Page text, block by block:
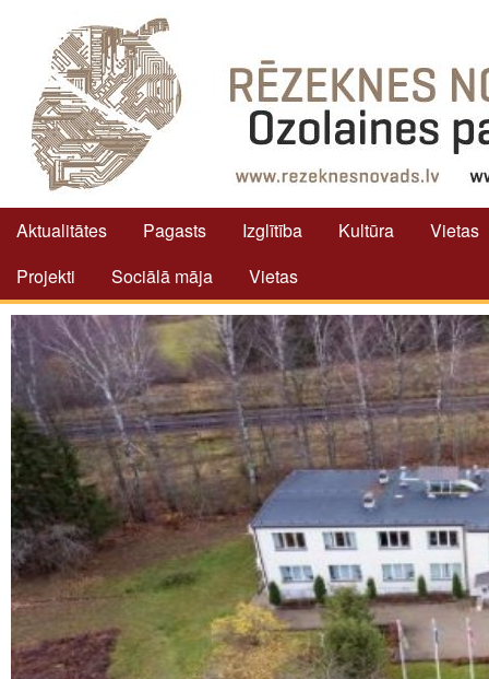
Aktualitātes Pagasts Izglītība Kultūra
Vietas
Projekti
Sociālā māja Vietas